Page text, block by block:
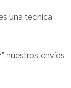
es una técnica
” nuestros envíos